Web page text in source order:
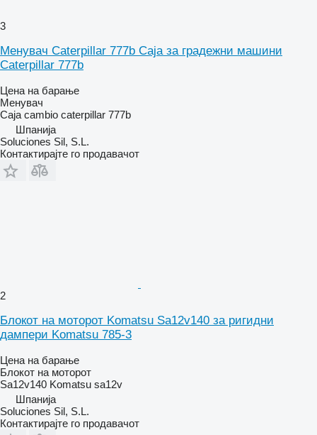
3
Менувач Caterpillar 777b Caja за градежни машини
Caterpillar 777b
Цена на барање
Менувач
Caja cambio caterpillar 777b
Шпанија
Soluciones Sil, S.L.
Контактирајте го продавачот
2
Блокот на моторот Komatsu Sa12v140 за ригидни
дампери Komatsu 785-3
Цена на барање
Блокот на моторот
Sa12v140 Komatsu sa12v
Шпанија
Soluciones Sil, S.L.
Контактирајте го продавачот